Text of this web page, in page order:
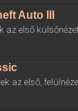
Auto III
az első
az első,